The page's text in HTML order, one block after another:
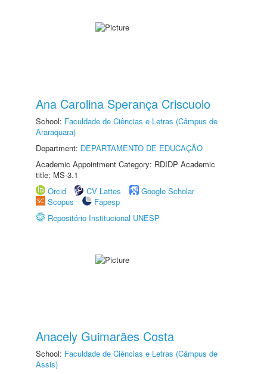
Ana Carolina Sperança Criscuolo
School: Faculdade de Ciências e Letras (Câmpus de
Araraquara)
Department: DEPARTAMENTO DE EDUCAÇÃO
Academic Appointment Category: RDIDP Academic
title: MS-3.1
Orcid
CV Lattes
Google Scholar
Scopus
Fapesp
Repositório Institucional UNESP
Anacely Guimarães Costa
School: Faculdade de Ciências e Letras (Câmpus de
Assis)